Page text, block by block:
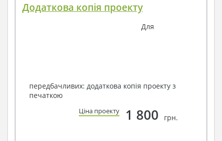
Додаткова копія проекту
Для
передбачливих: додаткова копія проекту з
печаткою
Ціна проекту 1 800 грн.